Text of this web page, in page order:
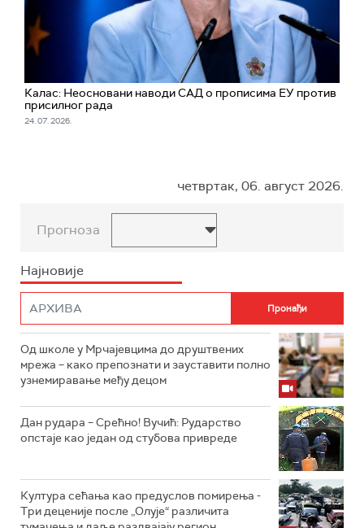
Калас: Неосновани наводи САД о прописима ЕУ против
присилног рада
24. 07. 2026.
четвртак, 06. август 2026.
Прогноза
Најновије
Од школе у Мрчајевцима до друштвених
мрежа – како препознати и зауставити полно
узнемиравање међу децом
Дан рудара – Срећно! Вучић: Рударство
опстаје као један од стубова привреде
Култура сећања као предуслов помирења ­-
Три деценије после „Олује“ различита